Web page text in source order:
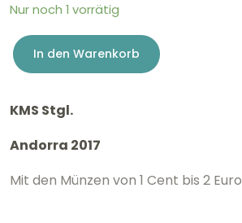
Nur noch 1 vorrätig
KMS
Andorra
2017
In den Warenkorb
KMS Stgl.
Andorra 2017
Mit den Münzen von 1 Cent bis 2 Euro